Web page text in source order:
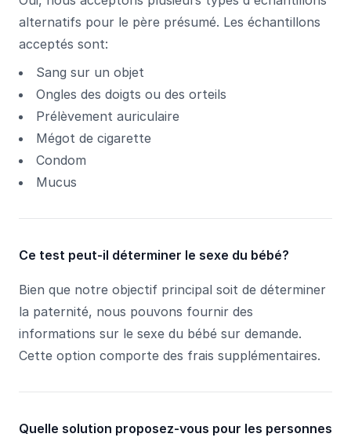
alternatifs pour le père présumé. Les échantillons
acceptés sont:
Sang sur un objet
Ongles des doigts ou des orteils
Prélèvement auriculaire
Mégot de cigarette
Condom
Mucus
Ce test peut-il déterminer le sexe du bébé?
Bien que notre objectif principal soit de déterminer
la paternité, nous pouvons fournir des
informations sur le sexe du bébé sur demande.
Cette option comporte des frais supplémentaires.
Quelle solution proposez-vous pour les personnes